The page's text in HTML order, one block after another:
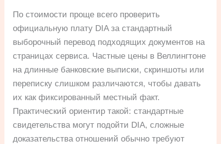
По стоимости проще всего проверить
официальную плату DIA за стандартный
выборочный перевод подходящих документов на
страницах сервиса. Частные цены в Веллингтоне
на длинные банковские выписки, скриншоты или
переписку слишком различаются, чтобы давать
их как фиксированный местный факт.
Практический ориентир такой: стандартные
свидетельства могут подойти DIA, сложные
доказательства отношений обычно требуют